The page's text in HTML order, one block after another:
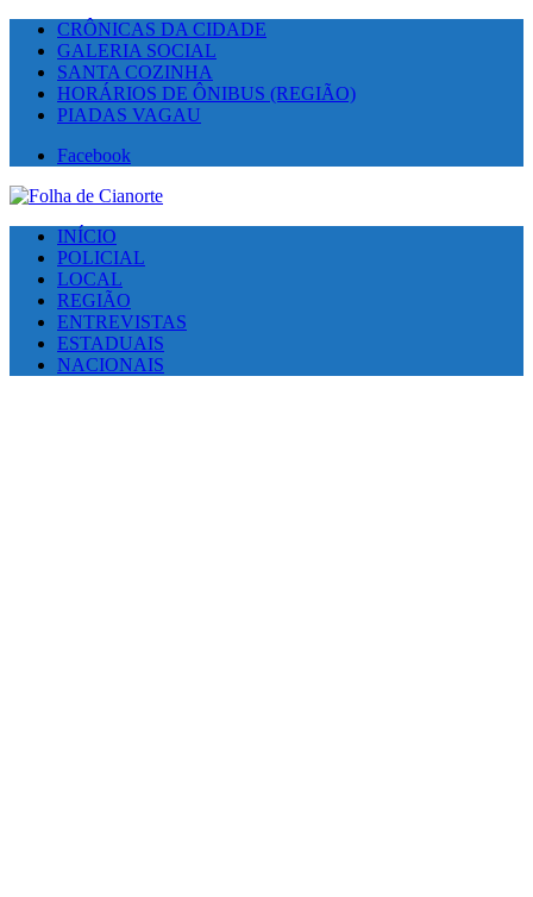
CRÔNICAS DA CIDADE
GALERIA SOCIAL
SANTA COZINHA
HORÁRIOS DE ÔNIBUS (REGIÃO)
PIADAS VAGAU
Facebook
INÍCIO
POLICIAL
LOCAL
REGIÃO
ENTREVISTAS
ESTADUAIS
NACIONAIS